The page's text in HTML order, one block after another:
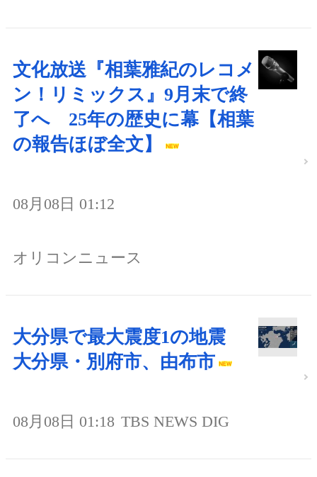
文化放送『相葉雅紀のレコメ
ン！リミックス』9月末で終
了へ 25年の歴史に幕【相葉
の報告ほぼ全文】
08月08日 01:12
オリコンニュース
大分県で最大震度1の地震
大分県・別府市、由布市
08月08日 01:18 TBS NEWS DIG